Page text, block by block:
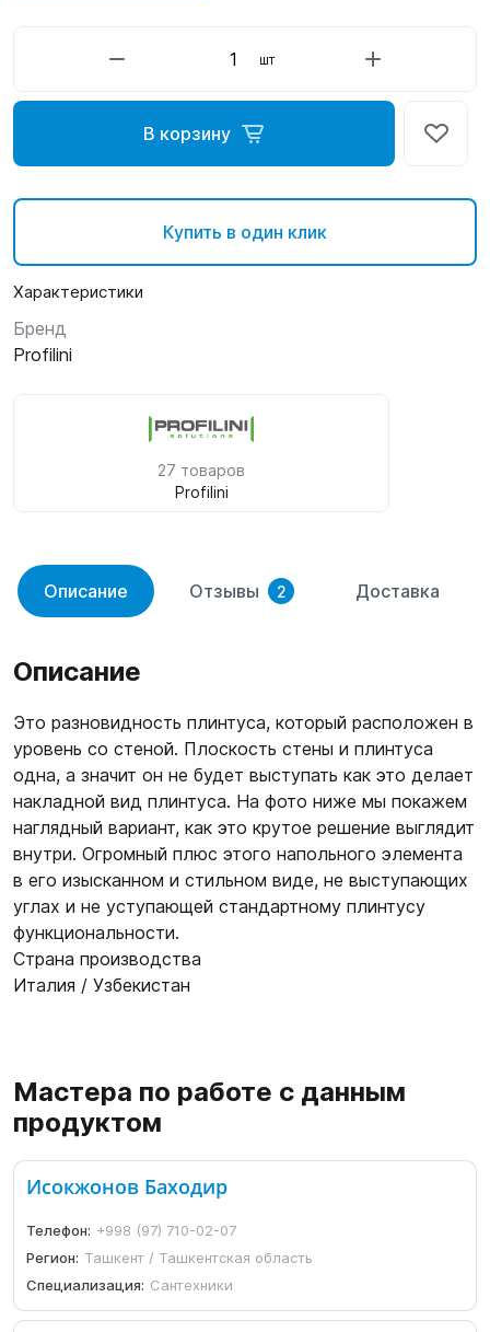
шт
В корзину
Купить в один клик
Характеристики
Бренд
Profilini
27 товаров
Profilini
Описание Отзывы 2 Доставка
Описание
Это разновидность плинтуса, который расположен в
уровень со стеной. Плоскость стены и плинтуса
одна, а значит он не будет выступать как это делает
накладной вид плинтуса. На фото ниже мы покажем
наглядный вариант, как это крутое решение выглядит
внутри. Огромный плюс этого напольного элемента
в его изысканном и стильном виде, не выступающих
углах и не уступающей стандартному плинтусу
функциональности.
Страна производства
Италия / Узбекистан
Мастера по работе с данным
продуктом
Исокжонов Баходир
Телефон: +998 (97) 710-02-07
Регион: Ташкент / Ташкентская область
Специализация: Сантехники